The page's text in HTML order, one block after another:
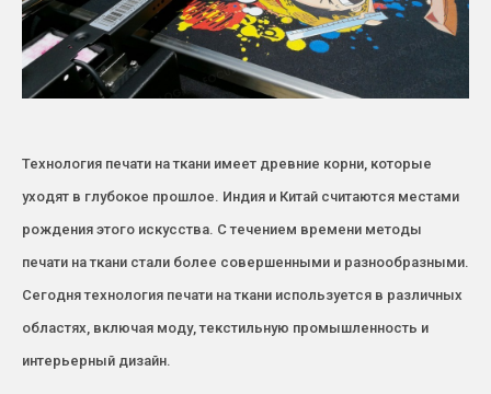
Технология печати на ткани имеет древние корни, которые
уходят в глубокое прошлое. Индия и Китай считаются местами
рождения этого искусства. С течением времени методы
печати на ткани стали более совершенными и разнообразными.
Сегодня технология печати на ткани используется в различных
областях, включая моду, текстильную промышленность и
интерьерный дизайн.